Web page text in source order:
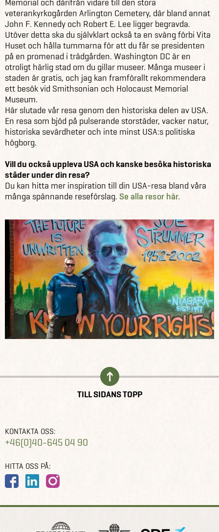
veterankyrkogården Arlington Cemetery, där bland annat
John F. Kennedy och Robert E. Lee ligger begravda.
Utöver detta ska du självklart också ta en sväng förbi Vita
Huset och hålla tummarna för att du får se presidenten
på en promenad i trädgården. Washington DC är en
otroligt härlig stad om du gillar museer. Många museer i
staden är gratis, och jag kan framförallt rekommendera
ett besök vid Smithsonian och Holocaust Memorial
Museum.
Här slutade vår resa genom den historiska delen av USA.
En resa som bjöd på pulserande storstäder, vacker natur,
historiska sevärdheter och inte minst USA:s politiska
högborg.
Vill du också uppleva USA och kanske besöka historiska
städer under din resa?
Du kan hitta mer inspiration till din USA-resa bland våra
många spännande reseförslag. Se alla resor här.
TILL SIDANS TOPP
KONTAKTA OSS:
+46(0)40-645 04 90
HITTA OSS PÅ: